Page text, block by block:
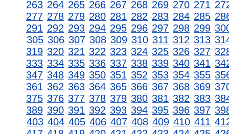
263 264 265 266 267 268 269 270 271
277 278 279 280 281 282 283 284 285
291 292 293 294 295 296 297 298 299
305 306 307 308 309 310 311 312 313
319 320 321 322 323 324 325 326 327
333 334 335 336 337 338 339 340 341
347 348 349 350 351 352 353 354 355
361 362 363 364 365 366 367 368 369
375 376 377 378 379 380 381 382 383
389 390 391 392 393 394 395 396 397
403 404 405 406 407 408 409 410 411